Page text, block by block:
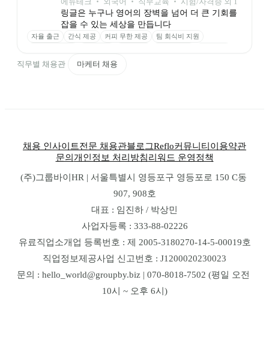
링글은 누구나 영어의 장벽을 넘어 더 큰 기회를
잡을 수 있는 세상을 만듭니다
자율 출근 간식 제공 커피 무한 제공
팀 회식비 지원
생일 기프트카드
종합건강검진
직무별 채용관 마케터 채용
채용 인사이트전문 채용관블로그Reflo커뮤니티 이용약관
문의 개인정보 처리방침리워드 운영정책
(주)그룹바이HR | 서울특별시 영등포구 영등포로 150 C동
907, 908호
대표 : 임진하 / 박상민
사업자등록 : 333-88-02226
유료직업소개업 등록번호 : 제 2005-3180270-14-5-00019호
직업정보제공사업 신고번호 : J1200020230023
문의 : hello_world@groupby.biz | 070-8018-7502 (평일 오전
10시 ~ 오후 6시)